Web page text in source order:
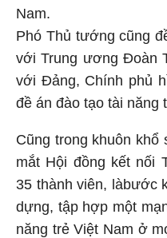
Nam.
Phó Thủ tướng cũng
với Trung ương Đoàn
với Đảng, Chính phủ
đề án đào tạo tài năng
Cũng trong khuôn khổ
mắt Hội đồng kết nối
35 thành viên, l àbước
dựng, tập hợp một
năng trẻ Việt Nam ở